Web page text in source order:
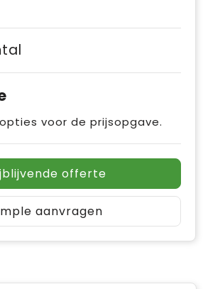
voor de prijsopgave.
offerte
aanvragen